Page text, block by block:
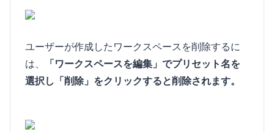
ユーザーが作成したワークスペースを削除するに
は、
「ワークスペースを編集」でプリセット名を
選択し「削除」をクリックすると削除されます。